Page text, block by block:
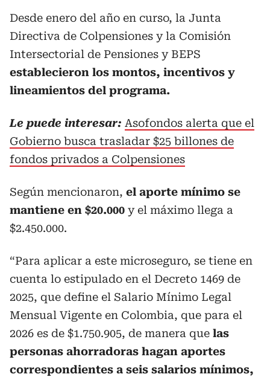
Desde enero del año en curso, la Junta
Directiva de Colpensiones y la Comisión
Intersectorial de Pensiones y BEPS
establecieron los montos, incentivos y
lineamientos del programa.
Le puede interesar: Asofondos alerta que el
Gobierno busca trasladar $25 billones de
fondos privados a Colpensiones
Según mencionaron, el aporte mínimo se
mantiene en $20.000 y el máximo llega a
$2.450.000.
“Para aplicar a este microseguro, se tiene en
cuenta lo estipulado en el Decreto 1469 de
2025, que define el Salario Mínimo Legal
Mensual Vigente en Colombia, que para el
2026 es de $1.750.905, de manera que las
personas ahorradoras hagan aportes
correspondientes a seis salarios mínimos,